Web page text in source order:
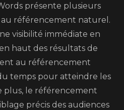
présente plusieurs
référencement naturel.
visibilité immédiate en
haut des résultats de
au référencement
temps pour atteindre les
plus, le référencement
précis des audiences